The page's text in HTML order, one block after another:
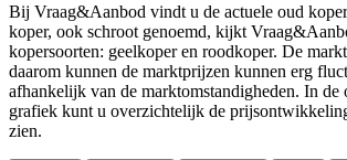
Bij Vraag&Aanbod vindt u de actuele oud
koper, ook schroot genoemd, kijkt
kopersoorten: geelkoper en roodkoper. De
daarom kunnen de marktprijzen kunnen erg
afhankelijk van de marktomstandigheden. In de
grafiek kunt u overzichtelijk de
zien.